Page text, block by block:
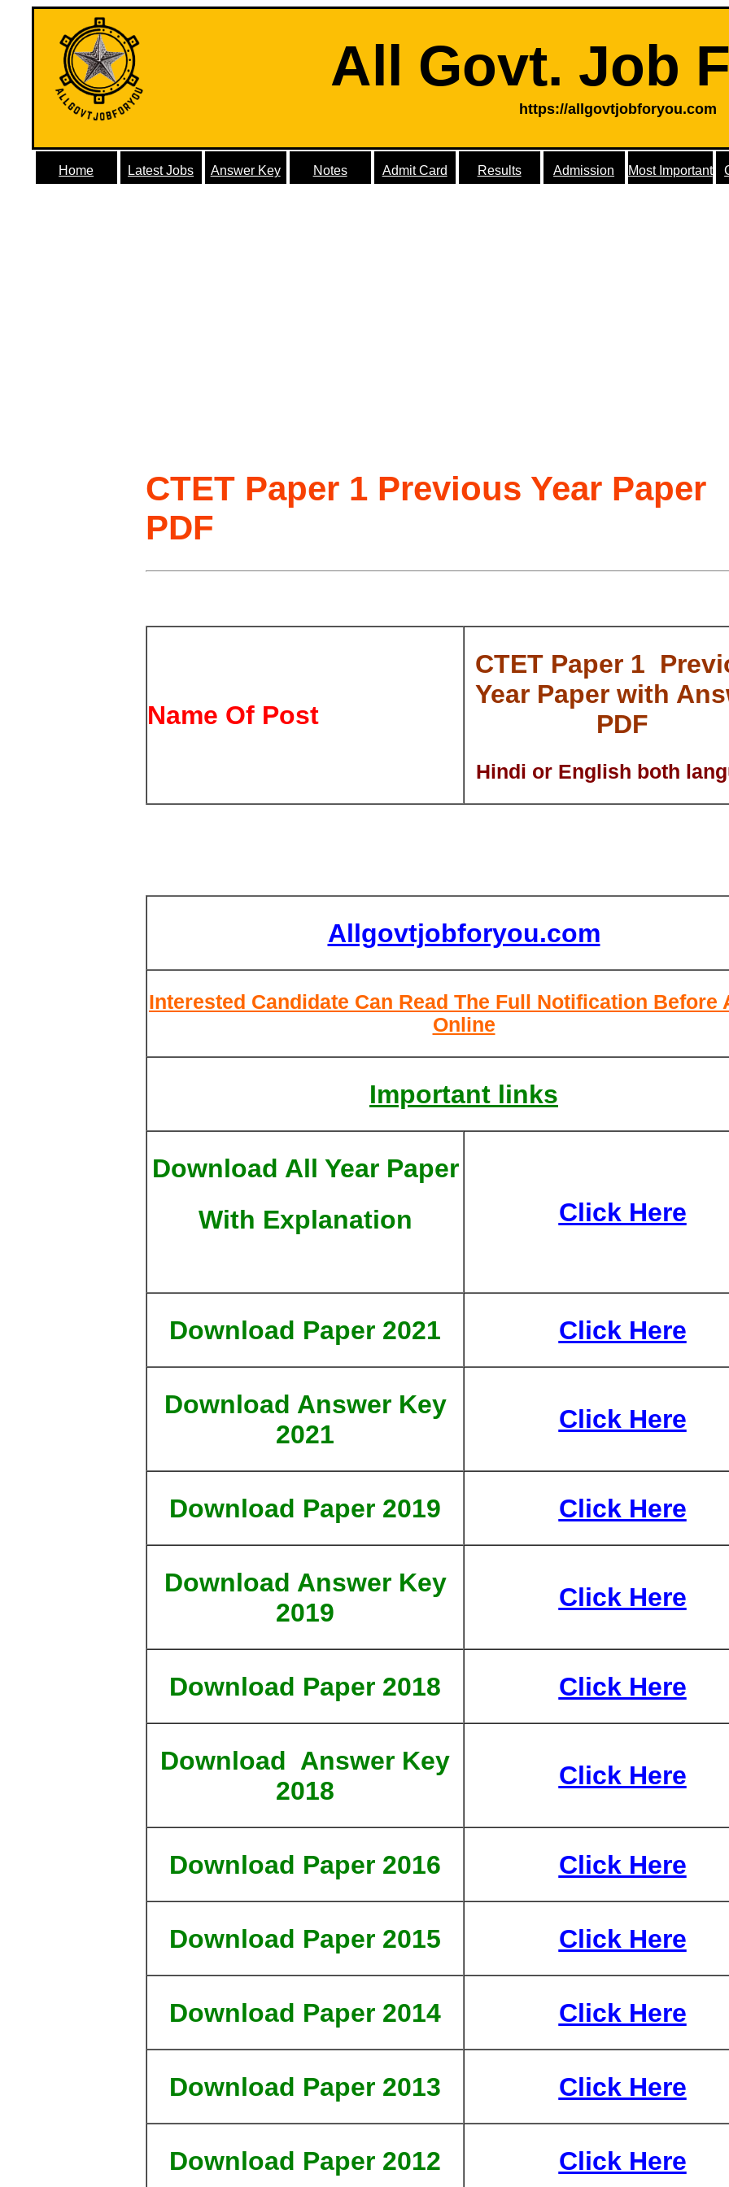
All Govt. Job
https://allgovtjobforyou.com
Home Latest Jobs Answer Key Notes Admit Card Results Admission Most Important
CTET Paper 1 Previous Year Paper
PDF
Name Of Post
CTET Paper 1
Year Paper with
PDF
Hindi or English both
Allgovtjobforyou.com
Interested Candidate Can Read The Full Notification Before
Online
Important links
Download All Year Paper
With Explanation
Click Here
Download Paper 2021 Click Here
Download Answer Key
2021
Click Here
Download Paper 2019 Click Here
Download Answer Key
2019
Click Here
Download Paper 2018 Click Here
Download Answer Key
2018
Click Here
Download Paper 2016 Click Here
Download Paper 2015 Click Here
Download Paper 2014 Click Here
Download Paper 2013 Click Here
Download Paper 2012 Click Here